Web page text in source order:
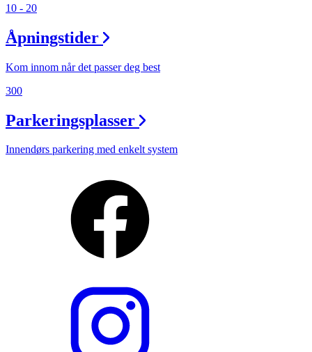
10 - 20
Åpningstider
Kom innom når det passer deg best
300
Parkeringsplasser
Innendørs parkering med enkelt system